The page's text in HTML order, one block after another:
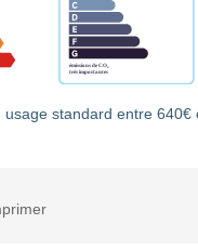
standard entre